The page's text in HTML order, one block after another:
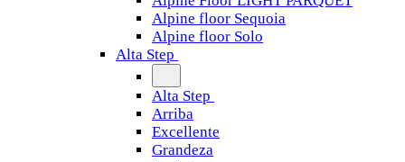
Alpine floor Sequoia
Alpine floor Solo
Alta Step
Alta Step
Arriba
Excellente
Grandeza